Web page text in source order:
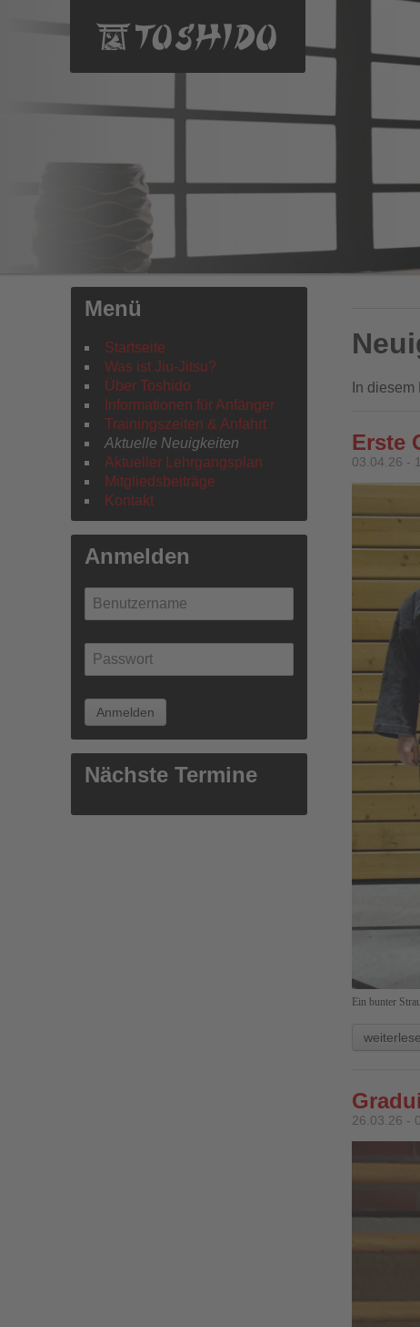
Menü
Startseite
Was ist Jiu-Jitsu?
Über Toshido
Informationen für Anfänger
Trainingszeiten & Anfahrt
Aktuelle Neuigkeiten
Aktueller Lehrgangsplan
Mitgliedsbeiträge
Kontakt
Anmelden
Nächste Termine
In
Erste
03.04.26 -
Ein bunter
26.03.26 -